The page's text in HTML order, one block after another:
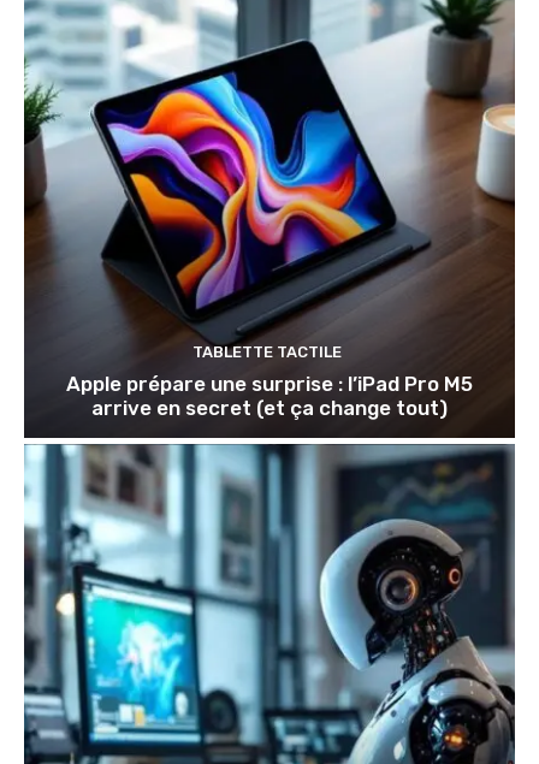
TABLETTE TACTILE
Apple prépare une surprise : l’iPad Pro M5
arrive en secret (et ça change tout)